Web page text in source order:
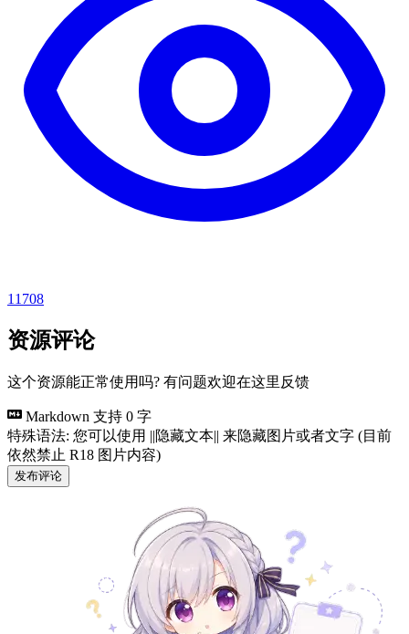
11708
资源评论
这个资源能正常使用吗? 有问题欢迎在这里反馈
Markdown 支持 0 字
特殊语法: 您可以使用 ||隐藏文本|| 来隐藏图片或者文字 (目前
依然禁止 R18 图片内容)
发布评论